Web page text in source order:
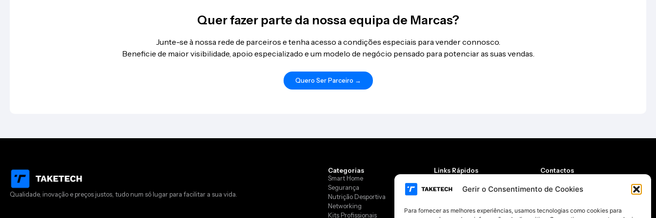
Gerir o Consentimento de Cookies
Para fornecer as melhores experiências, usamos tecnologias como cookies para
Quer fazer parte da nossa equipa de Marcas?
Junte-se à nossa rede de parceiros e tenha acesso a condições especiais para vender connosco.
Beneficie de maior visibilidade, apoio especializado e um modelo de negócio pensado para potenciar as suas vendas.
Quero Ser Parceiro →
Qualidade, inovação e preços justos, tudo num só lugar para facilitar a sua vida.
Categorias
Smart Home
Segurança
Nutrição Desportiva
Networking
Kits Profissionais
Links Rápidos
Contactos
Registar
Contactos
geral@taketech.pt
(+351) 962 673 870*
*chamada para rede móvel nacional